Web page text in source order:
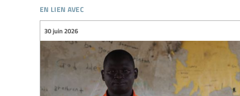
en lien avec
30 juin 2026